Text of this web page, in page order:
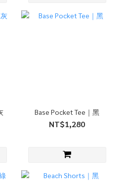
Base Pocket Tee｜黑
NT$1,280